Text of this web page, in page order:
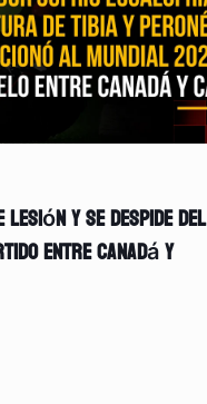
y se despide del
entre Canadá y